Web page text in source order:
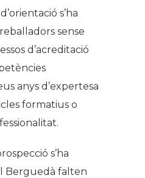
s’ha
sense
d’acreditació
anys d’expertesa
formatius o
s’ha
Berguedà falten